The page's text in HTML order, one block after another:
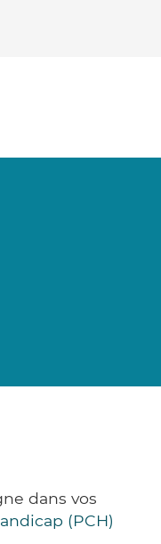
dans vos
(PCH)